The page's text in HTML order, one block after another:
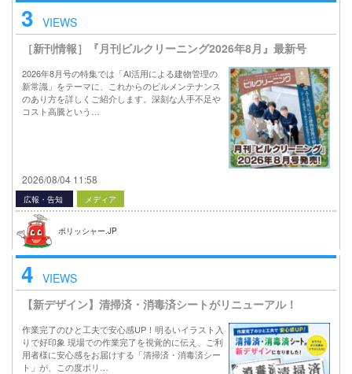
3 VIEWS
［新刊情報］『月刊ビルクリーニング2026年8月』最新号
2026年8月号の特集では「AI活用による建物管理の
新常識」をテーマに、これからのビルメンテナンス
のあり方を詳しくご紹介します。深刻な人手不足や
コスト高騰という…
2026/08/04 11:58
広報・告知 メディア
ポリッシャー.JP
4 VIEWS
【新デザイン】清掃済・消毒済シートがリニューアル！
作業完了のひと工夫で安心感UP！明るいイラスト入
りで好印象 現場での作業完了を視覚的に伝え、ご利
用者様に安心感をお届けする「清掃済・消毒済シー
ト」が、この度ポリ…